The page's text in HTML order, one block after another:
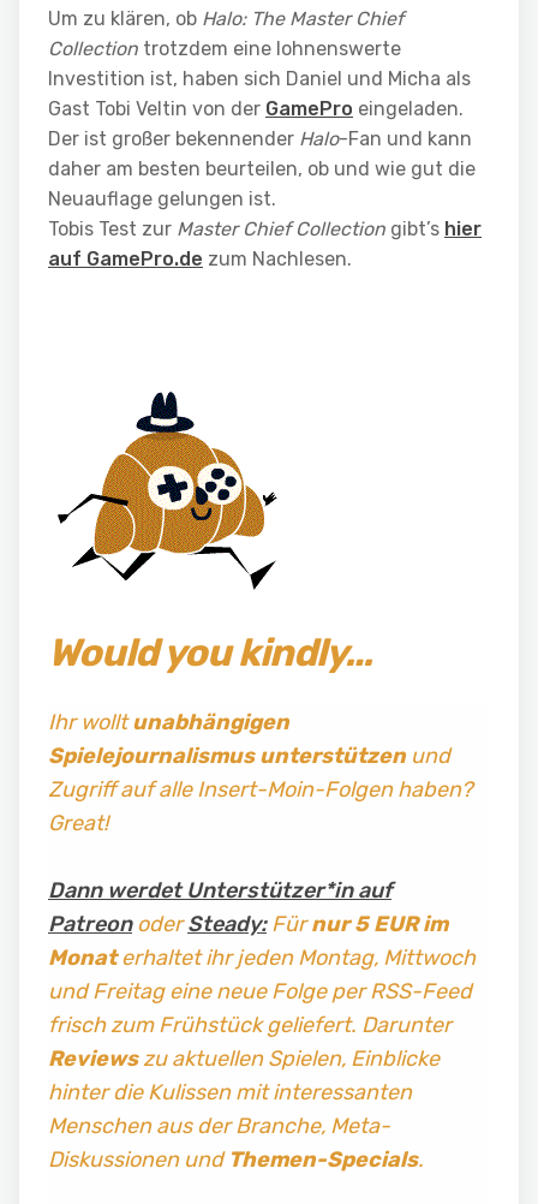
Um zu klären, ob Halo: The Master Chief
Collection trotzdem eine lohnenswerte
Investition ist, haben sich Daniel und Micha als
Gast Tobi Veltin von der GamePro eingeladen.
Der ist großer bekennender Halo-Fan und kann
daher am besten beurteilen, ob und wie gut die
Neuauflage gelungen ist.
Tobis Test zur Master Chief Collection gibt’s hier
auf GamePro.de zum Nachlesen.
Would you kindly…
Ihr wolltunabhängigen
Spielejournalismus unterstützenund
Zugriff auf alle Insert-Moin-Folgen haben?
Great!
Dann werdet Unterstützer*in auf
PatreonoderSteady:Fürnur 5 EUR im
Monaterhaltet ihr jeden Montag, Mittwoch
und Freitag eine neue Folge per RSS-Feed
frisch zum Frühstück geliefert. Darunter
Reviewszu aktuellen Spielen, Einblicke
hinter die Kulissen mit interessanten
Menschen aus der Branche, Meta-
Diskussionen und Themen-Specials.